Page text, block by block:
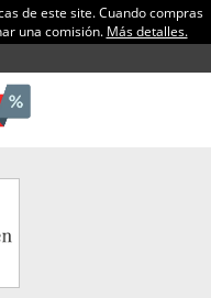
de este site. Cuando compras
una comisión. Más detalles.